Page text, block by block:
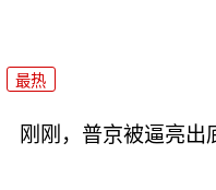
最热
刚刚，普京被逼亮出